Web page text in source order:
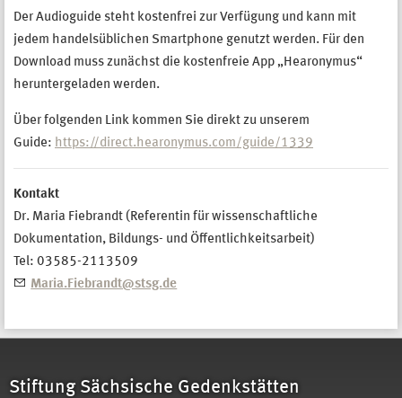
Der Audioguide steht kostenfrei zur Verfügung und kann mit
jedem handelsüblichen Smartphone genutzt werden. Für den
Download muss zunächst die kostenfreie App „Hearonymus“
heruntergeladen werden.
Über folgenden Link kommen Sie direkt zu unserem
Guide: https://direct.hearonymus.com/guide/1339
Kontakt
Dr. Maria Fiebrandt (Referentin für wissenschaftliche
Dokumentation, Bildungs- und Öffentlichkeitsarbeit)
Tel: 03585-2113509
Maria.Fiebrandt@stsg.de
Stiftung Sächsische Gedenkstätten